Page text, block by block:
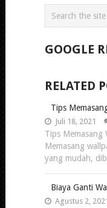
GOOGLE
RELATED
Tips
Juli 18, 2021
Tips Memasang
Memasang
yang mudah,
Biaya Ganti
Agustus 2,